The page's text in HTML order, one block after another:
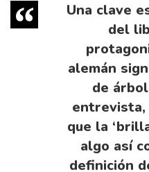
Una clave
del
alemán
de
que la
algo así
definición